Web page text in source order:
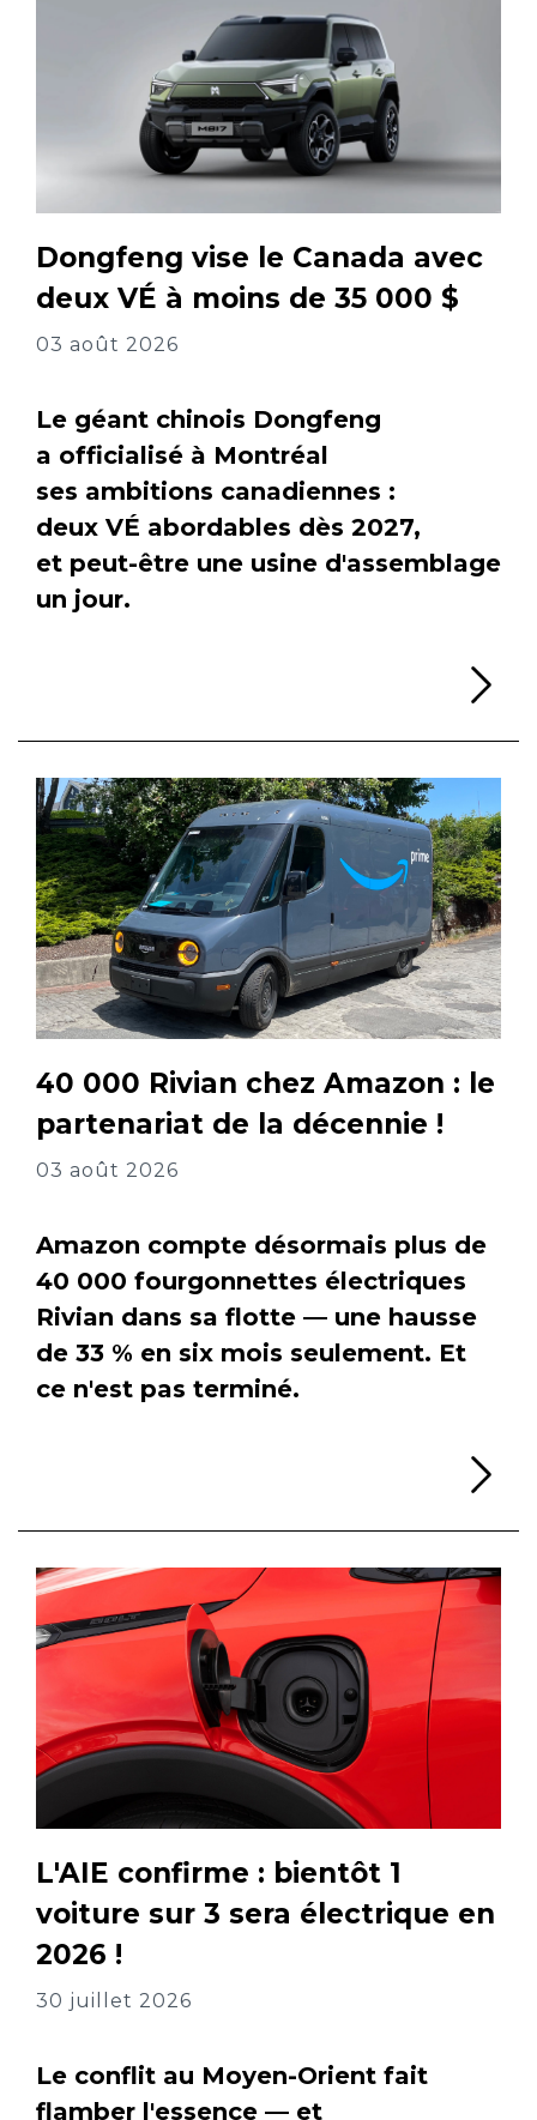
Dongfeng vise le Canada avec
deux VÉ à moins de 35 000 $
03 août 2026
Le géant chinois Dongfeng
a officialisé à Montréal
ses ambitions canadiennes :
deux VÉ abordables dès 2027,
et peut-être une usine d'assemblage
un jour.
40 000 Rivian chez Amazon : le
partenariat de la décennie !
03 août 2026
Amazon compte désormais plus de
40 000 fourgonnettes électriques
Rivian dans sa flotte — une hausse
de 33 % en six mois seulement. Et
ce n'est pas terminé.
L'AIE confirme : bientôt 1
voiture sur 3 sera électrique en
2026 !
30 juillet 2026
Le conflit au Moyen-Orient fait
flamber l'essence — et